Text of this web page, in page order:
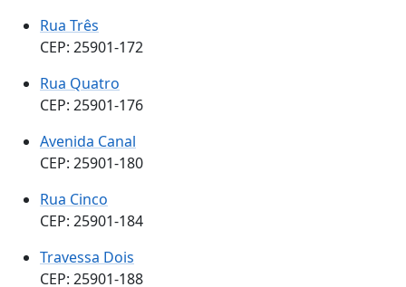
Rua Três
CEP: 25901-172
Rua Quatro
CEP: 25901-176
Avenida Canal
CEP: 25901-180
Rua Cinco
CEP: 25901-184
Travessa Dois
CEP: 25901-188